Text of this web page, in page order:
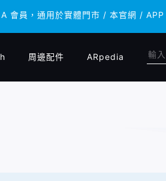
員，通用於實體門市 / 本官網 / APP
員，通用於實體門市 / 本官網 / APP
周邊配件 ARpedia